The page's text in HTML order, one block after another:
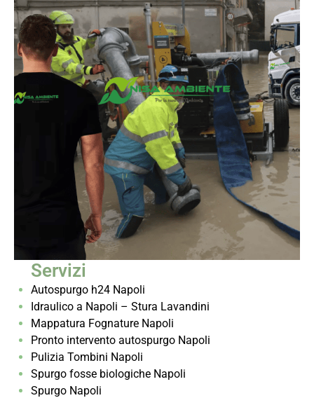
Servizi
Autospurgo h24 Napoli
Idraulico a Napoli – Stura Lavandini
Mappatura Fognature Napoli
Pronto intervento autospurgo Napoli
Pulizia Tombini Napoli
Spurgo fosse biologiche Napoli
Spurgo Napoli